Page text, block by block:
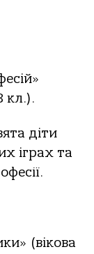
кл.).
діти
іграх та
(вікова